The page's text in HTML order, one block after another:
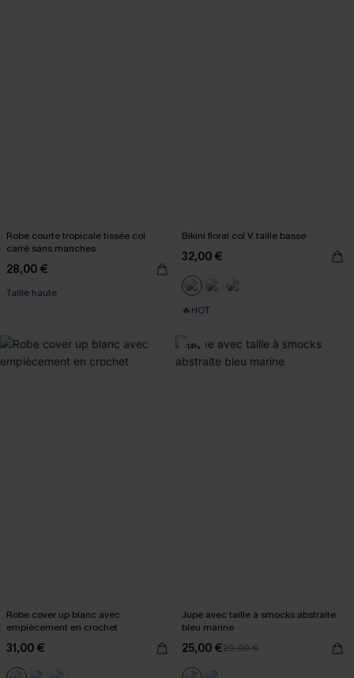
Robe courte tropicale tissée col
carré sans manches
28,00 €
Taille haute
Bikini floral col V taille basse
32,00 €
🔥HOT
Robe cover up blanc avec
empiècement en crochet
31,00 €
-14%
Jupe avec taille à smocks abstraite
bleu marine
25,00 €29,00 €